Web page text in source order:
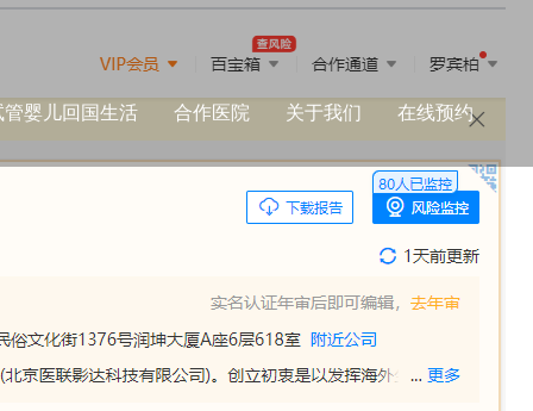
管婴儿回国生活 合作医院 关于我们 在线预约